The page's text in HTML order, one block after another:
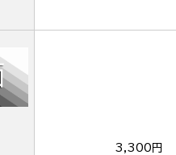
3,300円